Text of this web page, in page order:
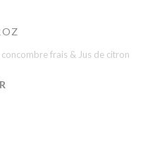
frais & Jus de citron